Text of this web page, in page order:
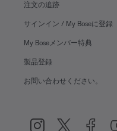
注文の追跡
サインイン / My Boseに登録
My Boseメンバー特典
製品登録
お問い合わせください。